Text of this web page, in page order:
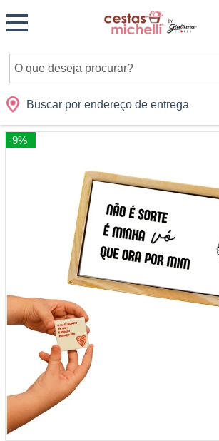
Buscar por endereço de entrega
Cidades Presentes Datas
-9%